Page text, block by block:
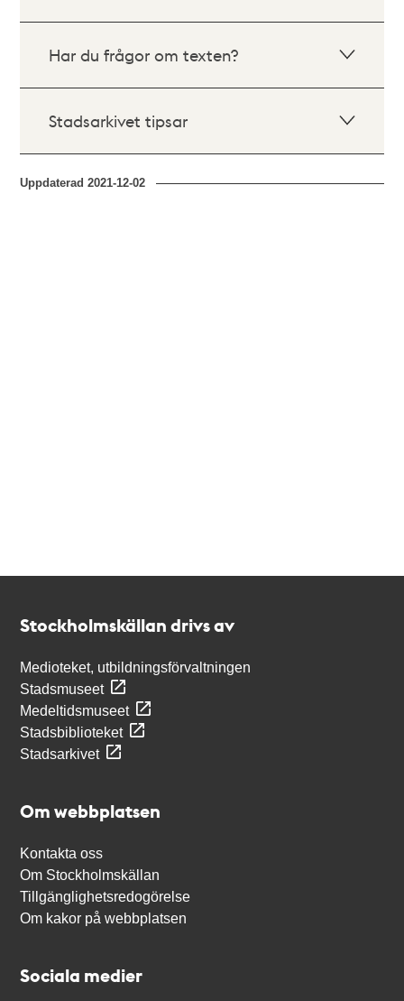
Har du frågor om texten?
Stadsarkivet tipsar
Uppdaterad2021-12-02
Stockholmskällan drivs av
Medioteket, utbildningsförvaltningen
Stadsmuseet
Medeltidsmuseet
Stadsbiblioteket
Stadsarkivet
Om webbplatsen
Kontakta oss
Om Stockholmskällan
Tillgänglighetsredogörelse
Om kakor på webbplatsen
Sociala medier